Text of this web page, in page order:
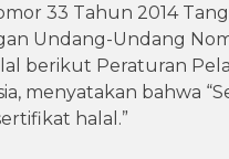
33 Tahun 2014
Undang-Undang
berikut Peraturan
menyatakan bahwa
halal.”